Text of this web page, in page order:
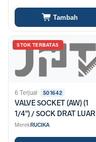
Tambah
STOK TERBATAS
6 Terjual· S01642
VALVE SOCKET (AW) (1
1/4") / SOCK DRAT LUAR
MerekRUCIKA